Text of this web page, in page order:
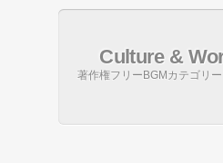
Culture &
著作権フリーBGMカテゴリ